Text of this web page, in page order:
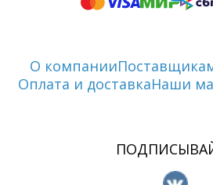
О компании
Оплата и доставкаНаши